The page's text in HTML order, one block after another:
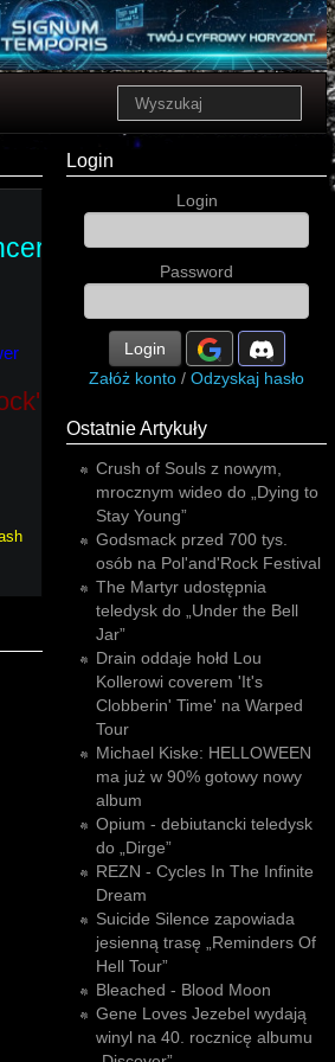
hard
Login
Login
Password
Login
Załóż konto / Odzyskaj hasło
Ostatnie Artykuły
Crush of Souls z nowym,
mrocznym wideo do „Dying to
Stay Young”
Godsmack przed 700 tys.
osób na Pol'and'Rock Festival
The Martyr udostępnia
teledysk do „Under the Bell
Jar”
Drain oddaje hołd Lou
Kollerowi coverem 'It's
Clobberin' Time' na Warped
Tour
Michael Kiske: HELLOWEEN
ma już w 90% gotowy nowy
album
Opium - debiutancki teledysk
do „Dirge”
REZN - Cycles In The Infinite
Dream
Suicide Silence zapowiada
jesienną trasę „Reminders Of
Hell Tour”
Bleached - Blood Moon
Gene Loves Jezebel wydają
winyl na 40. rocznicę albumu